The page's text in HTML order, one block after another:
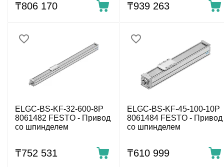
₸806 170 ₸939 263
ELGC-BS-KF-32-600-8P
8061482 FESTO - Привод
со шпинделем
₸752 531
ELGC-BS-KF-45-100-10P
8061484 FESTO - Привод
со шпинделем
₸610 999